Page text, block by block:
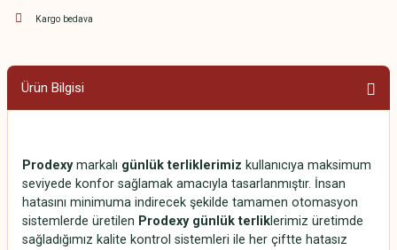
Kargo bedava
Ürün Bilgisi
Prodexymarkalı günlük terliklerimiz kullanıcıya maksimum
seviyede konfor sağlamak amacıyla tasarlanmıştır. İnsan
hatasını minimuma indirecek şekilde tamamen otomasyon
sistemlerde üretilen Prodexy günlük terliklerimiz üretimde
sağladığımız kalite kontrol sistemleri ile her çiftte hatasız